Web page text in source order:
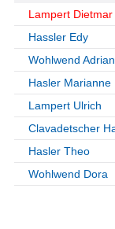
Lampert Dietmar
Hassler Edy
Wohlwend Adrian
Hasler Marianne
Lampert Ulrich
Clavadetscher
Hasler Theo
Wohlwend Dora